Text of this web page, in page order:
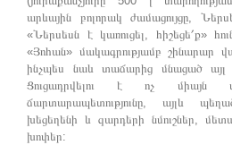
արևային բոլորակ ժամացույցը,
«Ներսեսն է կառուցել, հիշեցե՛ք»
«Յոհան» մակագրությամբ շինարար
ինչպես նաև տաճարից մնացած այլ
Ցուցադրվելու է ոչ միայն
ճարտարապետությունը, այլև
խեցեղենի և զարդերի նմուշներ,
խոփեր: